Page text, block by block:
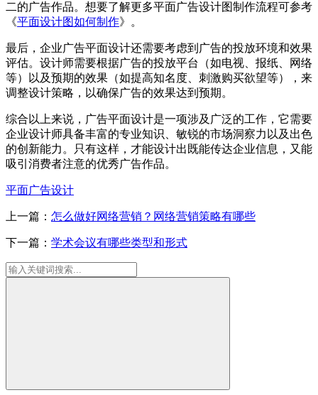
二的广告作品。想要了解更多平面广告设计图制作流程可参考
《平面设计图如何制作》。
最后，企业广告平面设计还需要考虑到广告的投放环境和效果
评估。设计师需要根据广告的投放平台（如电视、报纸、网络
等）以及预期的效果（如提高知名度、刺激购买欲望等），来
调整设计策略，以确保广告的效果达到预期。
综合以上来说，广告平面设计是一项涉及广泛的工作，它需要
企业设计师具备丰富的专业知识、敏锐的市场洞察力以及出色
的创新能力。只有这样，才能设计出既能传达企业信息，又能
吸引消费者注意的优秀广告作品。
平面广告设计
上一篇： 怎么做好网络营销？网络营销策略有哪些
下一篇： 学术会议有哪些类型和形式